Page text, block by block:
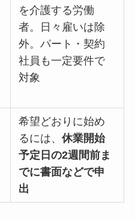
を介護する労働
者。日々雇いは除
外。パート・契約
社員も一定要件で
対象
希望どおりに始め
るには、休業開始
予定日の2週間前ま
でに書面などで申
出